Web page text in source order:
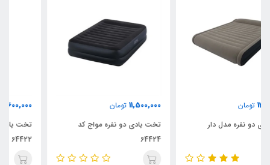
11,500,000
تخت بادی دو نفره مواج کد
9,600,000
تخت بادی یک نفره مواج کد